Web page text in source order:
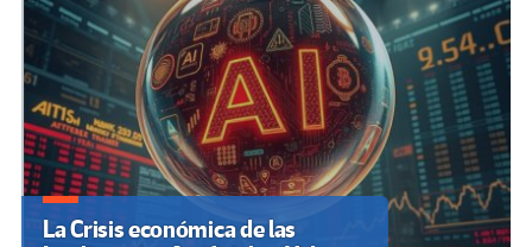
La Crisis económica de las